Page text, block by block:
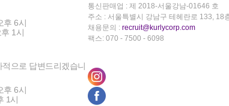
후 6시
1시
으로 답변드리겠습니
후 6시
1시
통신판매업 : 제 2018-서울강남-01646 호
주소 : 서울특별시 강남구 테헤란로 133, 18
채용문의 : recruit@kurlycorp.com
팩스: 070 - 7500 - 6098